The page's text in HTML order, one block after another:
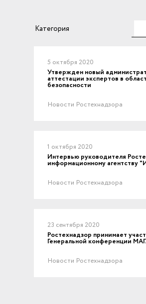
5 октября 2020
Утвержден новый
аттестации экспертов в
безопасности
Новости Ростехнадзора
1 октября 2020
Интервью руководителя
информационному агентству
Новости Ростехнадзора
23 сентября 2020
Ростехнадзор принимает
Генеральной конференции
Новости Ростехнадзора